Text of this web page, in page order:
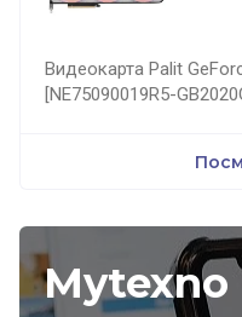
Видеокарта Palit
[NE75090019R5-
Mytexno